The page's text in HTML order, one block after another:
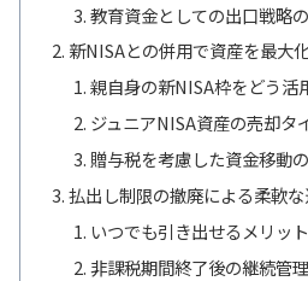
教育資金としての出口戦略
新NISAとの併用で資産を最大
親自身の新NISA枠をどう活
ジュニアNISA資産の売却タ
贈与税を考慮した資金移動
払出し制限の撤廃による柔軟
いつでも引き出せるメリッ
非課税期間終了後の継続管